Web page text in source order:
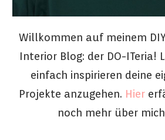
Willkommen auf meinem
Interior Blog: der DO-ITeria!
einfach inspirieren deine
Projekte anzugehen. Hier
noch mehr über